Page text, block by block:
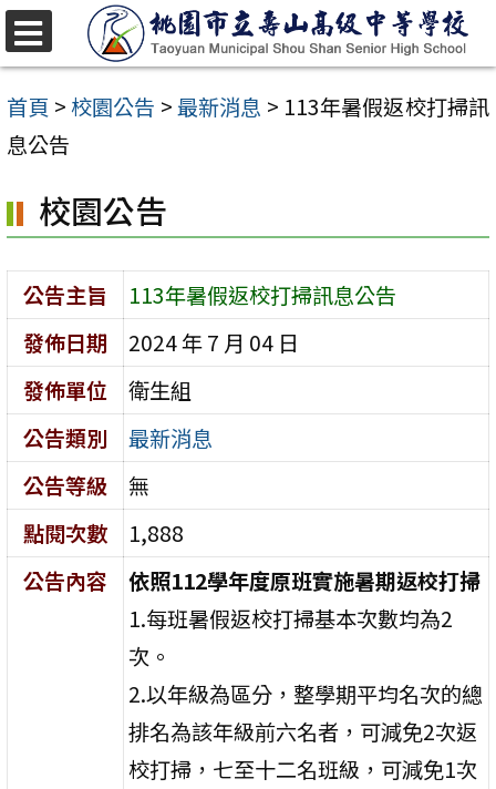
跳
至
主
要
容
區
首頁 >校園公告 >最新消息 > 113年暑假返校打掃訊
息公告
校園公告
公告主旨
113年暑假返校打掃訊息公告
發佈日期
2024 年 7 月 04 日
發佈單位
衛生組
公告類別
最新消息
公告等級
無
點閱次數
1,888
公告內容
依照112學年度原班實施暑期返校打掃
1.每班暑假返校打掃基本次數均為2
次。
2.以年級為區分，整學期平均名次的總
排名為該年級前六名者，可減免2次返
校打掃，七至十二名班級，可減免1次
選
單